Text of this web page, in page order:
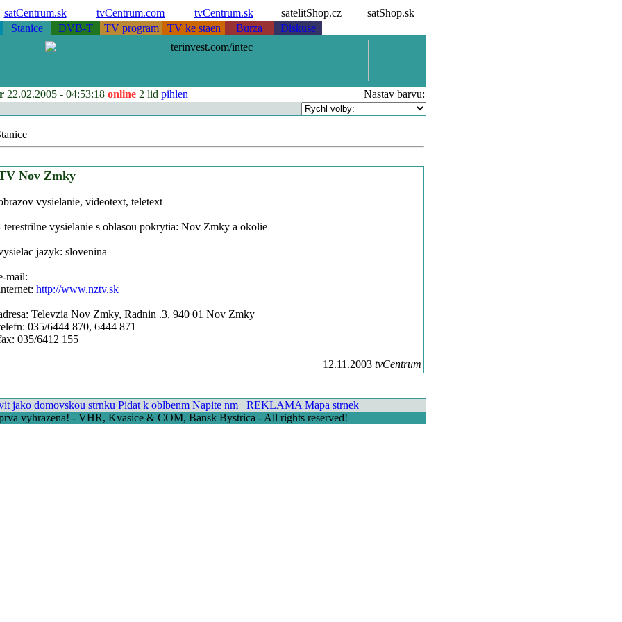
satCentrum.sk tvCentrum.com tvCentrum.sk satelitShop.cz
satShop.sk
Stanice DVB-T TV program TV ke staen Burza Diskuse
22.02.2005 - 04:53:18 online 2 lid pihlen Nastav barvu:
Nov Zmky
vysielanie, videotext, teletext
terestrilne vysielanie s oblasou pokrytia: Nov Zmky a okolie
jazyk: slovenina
mail:
http://www.nztv.sk
Televzia Nov Zmky, Radnin .3, 940 01 Nov Zmky
035/6444 870, 6444 871
035/6412 155
12.11.2003 tvCentrum
jako domovskou strnku Pidat k oblbenm Napite nm _REKLAMA Mapa strnek
vyhrazena! - VHR, Kvasice & COM, Bansk Bystrica - All rights reserved!